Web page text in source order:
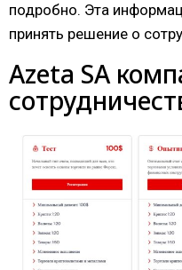
подробно. Эта
принять решение о
Azeta SA